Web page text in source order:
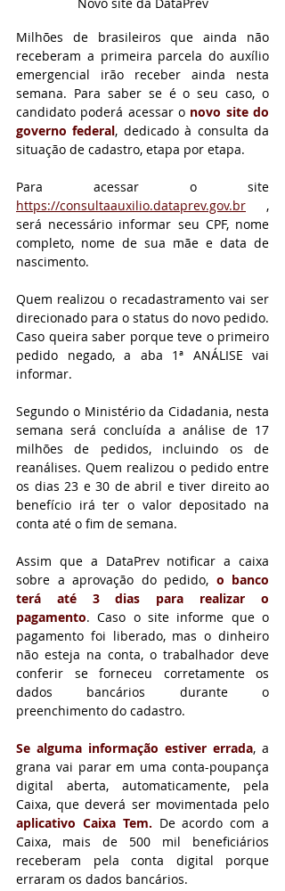
Milhões de brasileiros que ainda não
receberam a primeira parcela do auxílio
emergencial irão receber ainda nesta
semana. Para saber se é o seu caso, o
candidato poderá acessar o novo site do
governo federal, dedicado à consulta da
situação de cadastro, etapa por etapa.
https://consultaauxilio.dataprev.gov.br ,
será necessário informar seu CPF, nome
completo, nome de sua mãe e data de
nascimento.
Quem realizou o recadastramento vai ser
direcionado para o status do novo pedido.
Caso queira saber porque teve o primeiro
pedido negado, a aba 1ª ANÁLISE vai
informar.
Segundo o Ministério da Cidadania, nesta
semana será concluída a análise de 17
milhões de pedidos, incluindo os de
reanálises. Quem realizou o pedido entre
os dias 23 e 30 de abril e tiver direito ao
benefício irá ter o valor depositado na
conta até o fim de semana.
Assim que a DataPrev notificar a caixa
sobre a aprovação do pedido, o banco
terá até 3 dias para realizar o
pagamento. Caso o site informe que o
pagamento foi liberado, mas o dinheiro
não esteja na conta, o trabalhador deve
conferir se forneceu corretamente os
dados bancários durante o
preenchimento do cadastro.
Se alguma informação estiver errada, a
grana vai parar em uma conta-poupança
digital aberta, automaticamente, pela
aplicativo Caixa Tem. De acordo com a
Caixa, mais de 500 mil beneficiários
receberam pela conta digital porque
erraram os dados bancários.